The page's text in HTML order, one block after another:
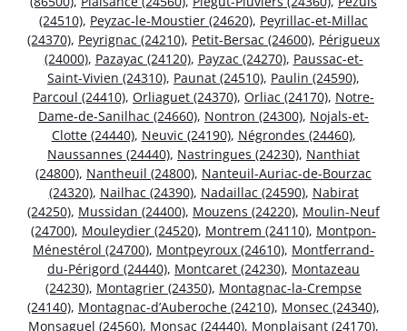
(24510), Peyzac-le-Moustier (24620), Peyrillac-et-Millac
(24370), Peyrignac (24210), Petit-Bersac (24600), Périgueux
(24000), Pazayac (24120), Payzac (24270), Paussac-et-
Saint-Vivien (24310), Paunat (24510), Paulin (24590),
Parcoul (24410), Orliaguet (24370), Orliac (24170), Notre-
Dame-de-Sanilhac (24660), Nontron (24300), Nojals-et-
Clotte (24440), Neuvic (24190), Négrondes (24460),
Naussannes (24440), Nastringues (24230), Nanthiat
(24800), Nantheuil (24800), Nanteuil-Auriac-de-Bourzac
(24320), Nailhac (24390), Nadaillac (24590), Nabirat
(24250), Mussidan (24400), Mouzens (24220), Moulin-Neuf
(24700), Mouleydier (24520), Montrem (24110), Montpon-
Ménestérol (24700), Montpeyroux (24610), Montferrand-
du-Périgord (24440), Montcaret (24230), Montazeau
(24230), Montagrier (24350), Montagnac-la-Crempse
(24140), Montagnac-d’Auberoche (24210), Monsec (24340),
Monsaguel (24560), Monsac (24440), Monplaisant (24170),